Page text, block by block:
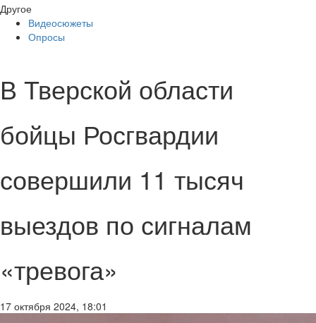
Другое
Видеосюжеты
Опросы
В Тверской области
бойцы Росгвардии
совершили 11 тысяч
выездов по сигналам
«тревога»
17 октября 2024, 18:01